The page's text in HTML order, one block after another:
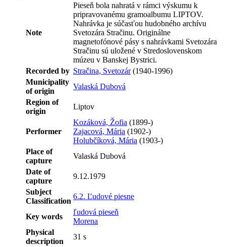
Note
Pieseň bola nahratá v rámci výskumu k
pripravovanému gramoalbumu LIPTOV.
Nahrávka je súčasťou hudobného archívu
Svetozára Stračinu. Originálne
magnetofónové pásy s nahrávkami Svetozára
Stračinu sú uložené v Stredoslovenskom
múzeu v Banskej Bystrici.
Recorded by Stračina, Svetozár(1940-1996)
Municipality
of origin
Valaská Dubová
Region of
origin
Liptov
Performer
Kozáková, Žofia (1899-)
Zajacová, Mária (1902-)
Holubčíková, Mária (1903-)
Place of
capture
Valaská Dubová
Date of
capture
9.12.1979
Subject
Classification
6.2. Ľudové piesne
Key words
ľudová pieseň
Morena
Physical
description
31 s